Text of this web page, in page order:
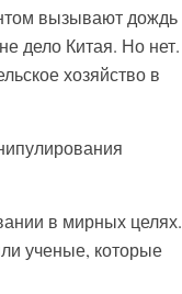
вызывают дождь
дело Китая. Но нет.
хозяйство в
в мирных целях.
ученые, которые